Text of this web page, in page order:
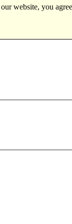
website, you